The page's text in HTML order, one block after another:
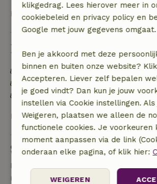
Bekijk alles
Duurzaamheid
Energie label: A
Natuurlijke isolatiematerialen
Gebouwd met natuurlijke
Bekijk alles
Stel een vraag
Neem contact op met de verhuurder
natuurhuisje
klikgedrag. Lees hierover meer in
cookiebeleid en privacy policy en
Google met jouw gegevens omgaat.
Ben je akkoord met deze
binnen en buiten onze website?
Accepteren. Liever zelf bepalen
je goed vindt? Dan kun je jouw
instellen via Cookie instellingen.
Weigeren, plaatsen we alleen de
functionele cookies. Je voorkeuren
moment aanpassen via de link
onderaan elke pagina, of klik hier:
WEIGEREN